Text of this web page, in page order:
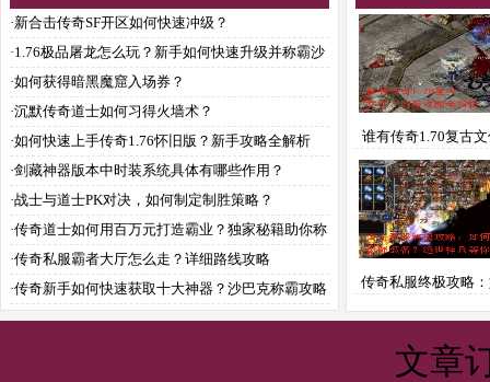
·新合击传奇SF开区如何快速冲级？
·1.76极品屠龙怎么玩？新手如何快速升级并称霸沙
城？
·如何获得暗黑魔窟入场券？
·沉默传奇道士如何习得火墙术？
·如何快速上手传奇1.76怀旧版？新手攻略全解析
·剑藏神器版本中时装系统具体有哪些作用？
·战士与道士PK对决，如何制定制胜策略？
·传奇道士如何用百万元打造霸业？独家秘籍助你称
霸沙场
·传奇私服霸者大厅怎么走？详细路线攻略
·传奇新手如何快速获取十大神器？沙巴克称霸攻略
全解析
谁有传奇1.70复古
戏攻略全解析
传奇私服终极攻略
取最强装备？绝世
文章